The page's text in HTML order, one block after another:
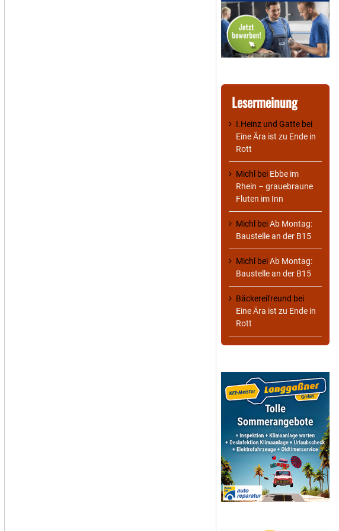
Lesermeinung
I.Heinz und Gatte bei
Eine Ära ist zu Ende in
Rott
Michl bei Ebbe im
Rhein – grauebraune
Fluten im Inn
Michl beiAb Montag:
Baustelle an der B15
Michl beiAb Montag:
Baustelle an der B15
Bäckereifreund bei
Eine Ära ist zu Ende in
Rott